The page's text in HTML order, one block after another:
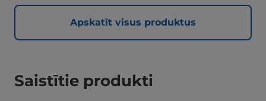
Apskatīt visus produktus
Saistītie produkti